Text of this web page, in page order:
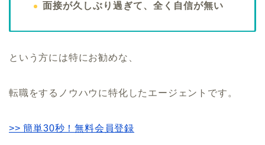
面接が久しぶり過ぎて、全く自信が無い
という方には特にお勧めな、
転職をするノウハウに特化したエージェントです。
>> 簡単30秒！無料会員登録